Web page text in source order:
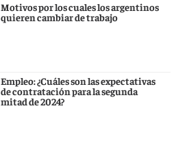
Motivos por los cuales los argentinos
quieren cambiar de trabajo
Empleo: ¿Cuáles son las expectativas
de contratación para la segunda
mitad de 2024?